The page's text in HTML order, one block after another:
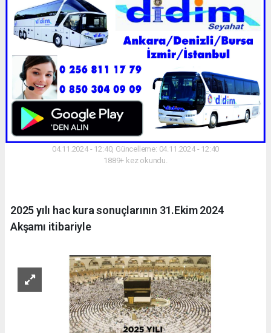
04.11.2024 - 12:40, Güncelleme: 04.11.2024 - 12:40
1889+ kez okundu.
2025 yılı hac kura sonuçlarının 31.Ekim 2024
Akşamı itibariyle